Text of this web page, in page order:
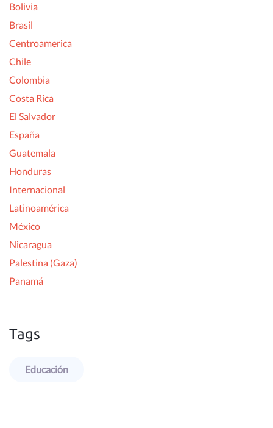
Bolivia
Brasil
Centroamerica
Chile
Colombia
Costa Rica
El Salvador
España
Guatemala
Honduras
Internacional
Latinoamérica
México
Nicaragua
Palestina (Gaza)
Panamá
Tags
Educación